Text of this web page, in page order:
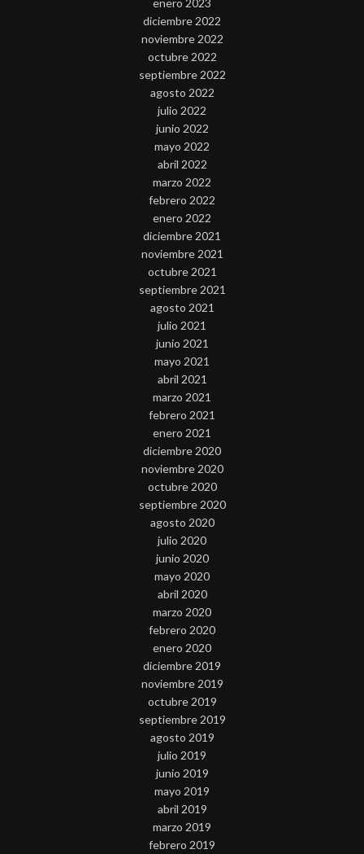
diciembre 2022
noviembre 2022
octubre 2022
septiembre 2022
agosto 2022
julio 2022
junio 2022
mayo 2022
abril 2022
marzo 2022
febrero 2022
enero 2022
diciembre 2021
noviembre 2021
octubre 2021
septiembre 2021
agosto 2021
julio 2021
junio 2021
mayo 2021
abril 2021
marzo 2021
febrero 2021
enero 2021
diciembre 2020
noviembre 2020
octubre 2020
septiembre 2020
agosto 2020
julio 2020
junio 2020
mayo 2020
abril 2020
marzo 2020
febrero 2020
enero 2020
diciembre 2019
noviembre 2019
octubre 2019
septiembre 2019
agosto 2019
julio 2019
junio 2019
mayo 2019
abril 2019
marzo 2019
febrero 2019